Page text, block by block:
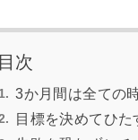
目次
3か月間は全ての
目標を決めてひた